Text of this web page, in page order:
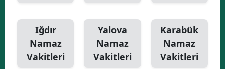
Iğdır
Namaz
Vakitleri
Yalova
Namaz
Vakitleri
Karabük
Namaz
Vakitleri